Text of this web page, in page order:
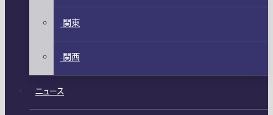
関東
関西
ニュース